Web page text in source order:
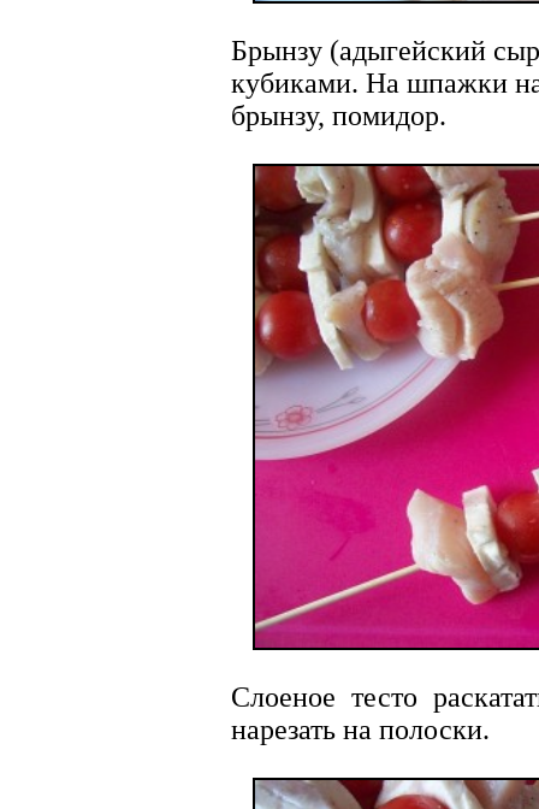
Брынзу (адыгейский
кубиками. На шпажки
брынзу, помидор.
Слоеное тесто
нарезать на полоски.